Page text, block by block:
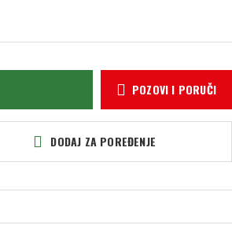
POZOVI I PORUČI
DODAJ ZA POREĐENJE